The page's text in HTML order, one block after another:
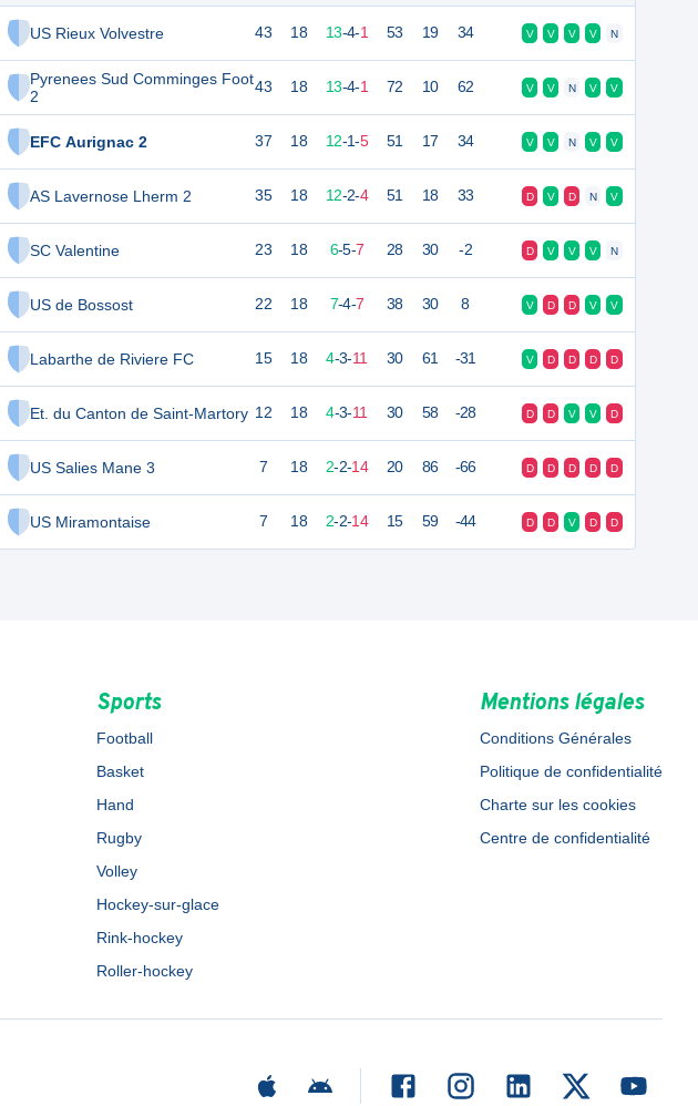
US Rieux Volvestre
Pyrenees Sud Comminges Foot
2
EFC Aurignac 2
AS Lavernose Lherm 2
SC Valentine
US de Bossost
Labarthe de Riviere FC
Et. du Canton de Saint-Martory
US Salies Mane 3
US Miramontaise
43 18 13-4-1 53 19 34 V V V V N
43 18 13-4-1 72 10 62 V V N V V
37 18 12-1-5 51 17 34 V V N V V
35 18 12-2-4 51 18 33 D V D N V
23 18 6-5-7 28 30 -2 D V V V N
22 18 7-4-7 38 30 8 V D D V V
15 18 4-3-11 30 61 -31 V D D D D
12 18 4-3-11 30 58 -28 D D V V D
7 18 2-2-14 20 86 -66 D D D D D
7 18 2-2-14 15 59 -44 D D V D D
Sports
Football
Basket
Hand
Rugby
Volley
Hockey-sur-glace
Rink-hockey
Roller-hockey
Mentions légales
Conditions Générales
Politique de confidentialité
Charte sur les cookies
Centre de confidentialité